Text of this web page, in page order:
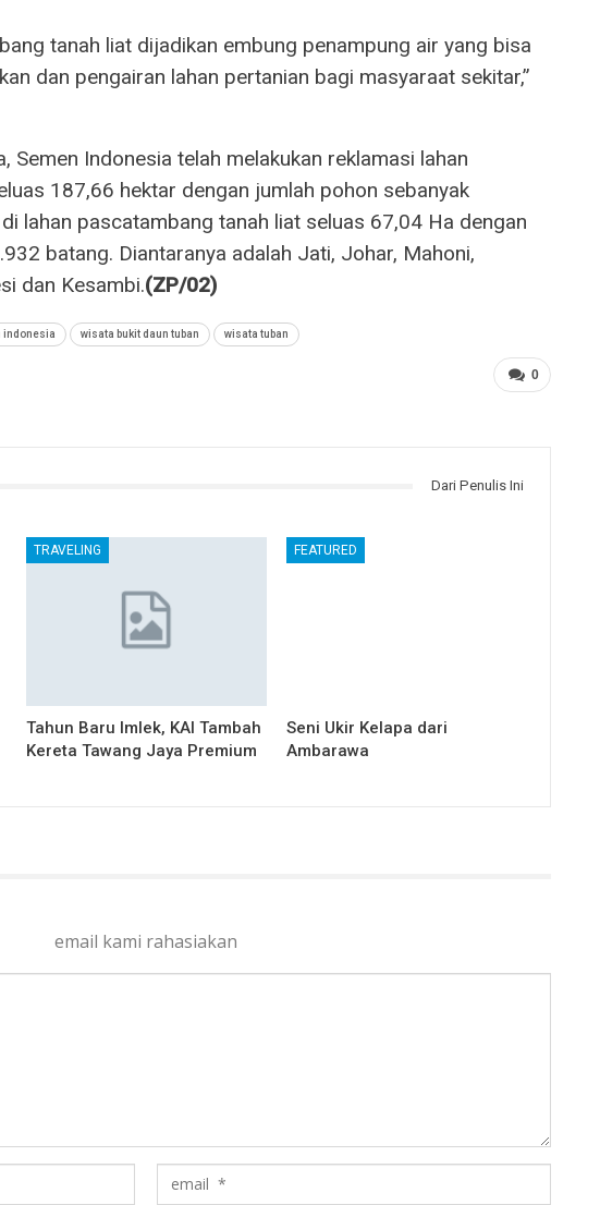
tanah liat dijadikan embung penampung air yang bisa
dan pengairan lahan pertanian bagi masyaraat sekitar,”
Semen Indonesia telah melakukan reklamasi lahan
187,66 hektar dengan jumlah pohon sebanyak
lahan pascatambang tanah liat seluas 67,04 Ha dengan
batang. Diantaranya adalah Jati, Johar, Mahoni,
dan Kesambi.(ZP/02)
indonesia wisata bukit daun tuban wisata tuban
0
Dari Penulis Ini
TRAVELING
Tahun Baru Imlek, KAI Tambah
Kereta Tawang Jaya Premium
FEATURED
Seni Ukir Kelapa dari
Ambarawa
email kami rahasiakan